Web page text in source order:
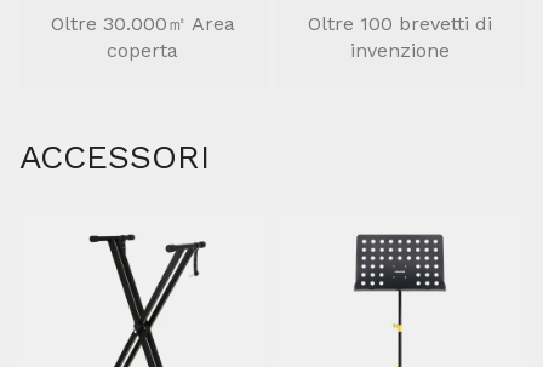
Oltre 30.000㎡ Area
coperta
Oltre 100 brevetti di
invenzione
ACCESSORI